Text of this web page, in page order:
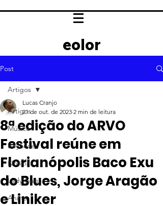
eolor
Post
Artigos
Música
Beyoncé
Notícias
Lady Gaga
Anitta
Artigos
8ª edição do ARVO
Festival reúne em
Florianópolis Baco Exu
do Blues, Jorge Aragão
e Liniker
Lucas Cranjo
21 de out. de 2023 2 min de leitura